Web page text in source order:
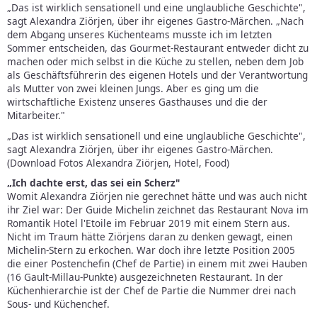
„Das ist wirklich sensationell und eine unglaubliche Geschichte",
sagt Alexandra Ziörjen, über ihr eigenes Gastro-Märchen. „Nach
dem Abgang unseres Küchenteams musste ich im letzten
Sommer entscheiden, das Gourmet-Restaurant entweder dicht zu
machen oder mich selbst in die Küche zu stellen, neben dem Job
als Geschäftsführerin des eigenen Hotels und der Verantwortung
als Mutter von zwei kleinen Jungs. Aber es ging um die
wirtschaftliche Existenz unseres Gasthauses und die der
Mitarbeiter."
„Das ist wirklich sensationell und eine unglaubliche Geschichte",
sagt Alexandra Ziörjen, über ihr eigenes Gastro-Märchen.
(Download Fotos Alexandra Ziörjen, Hotel, Food)
„Ich dachte erst, das sei ein Scherz"
Womit Alexandra Ziörjen nie gerechnet hätte und was auch nicht
ihr Ziel war: Der Guide Michelin zeichnet das Restaurant Nova im
Romantik Hotel l'Etoile im Februar 2019 mit einem Stern aus.
Nicht im Traum hätte Ziörjens daran zu denken gewagt, einen
Michelin-Stern zu erkochen. War doch ihre letzte Position 2005
die einer Postenchefin (Chef de Partie) in einem mit zwei Hauben
(16 Gault-Millau-Punkte) ausgezeichneten Restaurant. In der
Küchenhierarchie ist der Chef de Partie die Nummer drei nach
Sous- und Küchenchef.